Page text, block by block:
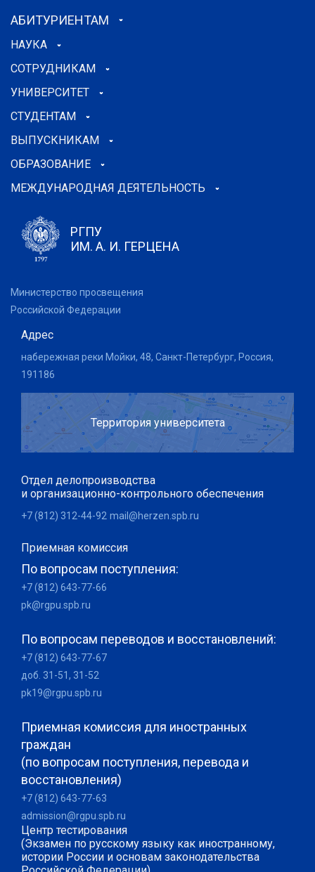
АБИТУРИЕНТАМ
НАУКА
СОТРУДНИКАМ
УНИВЕРСИТЕТ
СТУДЕНТАМ
ВЫПУСКНИКАМ
ОБРАЗОВАНИЕ
МЕЖДУНАРОДНАЯ ДЕЯТЕЛЬНОСТЬ
РГПУ
ИМ. А. И. ГЕРЦЕНА
Министерство просвещения
Российской Федерации
Адрес
набережная реки Мойки, 48, Санкт-Петербург, Россия,
191186
Территория университета
Отдел делопроизводства
и организационно-контрольного обеспечения
+7 (812) 312-44-92 mail@herzen.spb.ru
Приемная комиссия
По вопросам поступления:
+7 (812) 643-77-66
pk@rgpu.spb.ru
По вопросам переводов и восстановлений:
+7 (812) 643-77-67
доб. 31-51, 31-52
pk19@rgpu.spb.ru
Приемная комиссия для иностранных
граждан
(по вопросам поступления, перевода и
восстановления)
+7 (812) 643-77-63
admission@rgpu.spb.ru
Центр тестирования
(Экзамен по русскому языку как иностранному,
истории России и основам законодательства